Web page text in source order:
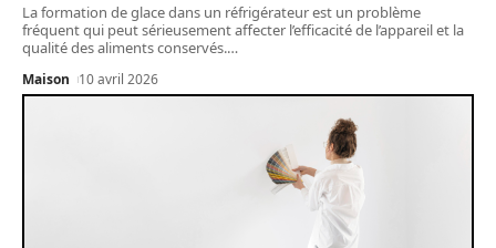
La formation de glace dans un réfrigérateur est un problème
fréquent qui peut sérieusement affecter l’efficacité de l’appareil et la
qualité des aliments conservés.…
Maison 10 avril 2026